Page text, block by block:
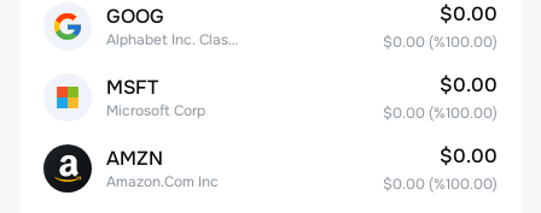
GOOG
Alphabet Inc. Class C Capital Stock
$0.00
$0.00 (%100.00)
MSFT
Microsoft Corp
$0.00
$0.00 (%100.00)
AMZN
Amazon.Com Inc
$0.00
$0.00 (%100.00)